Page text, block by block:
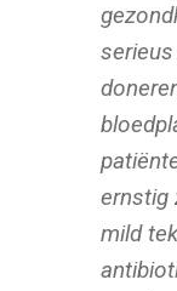
ernstig
mild